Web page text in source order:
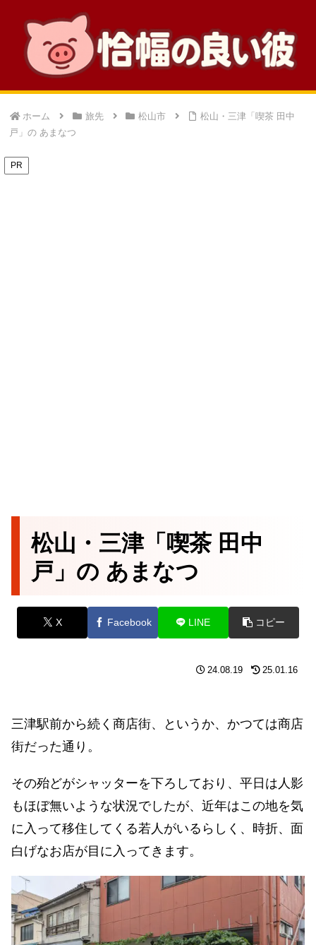
ホーム 旅先 松山市
松山・三津「喫茶 田中
戸」の あまなつ
PR
松山・三津「喫茶 田中
戸」の あまなつ
X Facebook LINE コピー
24.08.19 25.01.16
三津駅前から続く商店街、というか、かつては商店
街だった通り。
その殆どがシャッターを下ろしており、平日は人影
もほぼ無いような状況でしたが、近年はこの地を気
に入って移住してくる若人がいるらしく、時折、面
白げなお店が目に入ってきます。